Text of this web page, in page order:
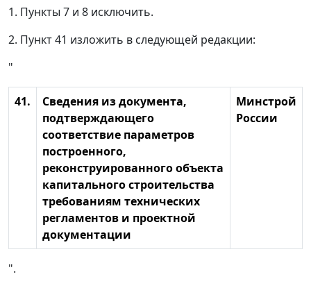
1. Пункты 7 и 8 исключить.
2. Пункт 41 изложить в следующей редакции:
"
41.
Сведения из документа,
подтверждающего
соответствие параметров
построенного,
реконструированного объекта
капитального строительства
требованиям технических
регламентов и проектной
документации
Минстрой
России
".